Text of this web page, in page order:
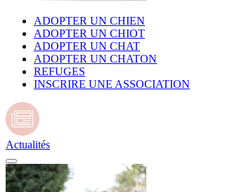
ADOPTER UN CHIEN
ADOPTER UN CHIOT
ADOPTER UN CHAT
ADOPTER UN CHATON
REFUGES
INSCRIRE UNE ASSOCIATION
Actualités